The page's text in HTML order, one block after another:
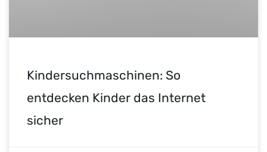
Kindersuchmaschinen: So
entdecken Kinder das Internet
sicher